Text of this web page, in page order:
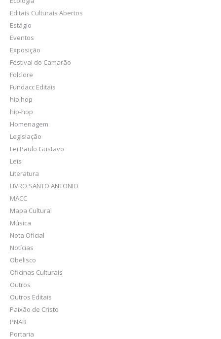
Editais Culturais Abertos
Estágio
Eventos
Exposição
Festival do Camarão
Folclore
Fundacc Editais
hip hop
hip-hop
Homenagem
Legislação
Lei Paulo Gustavo
Leis
Literatura
LIVRO SANTO ANTONIO
MACC
Mapa Cultural
Música
Nota Oficial
Notícias
Obelisco
Oficinas Culturais
Outros
Outros Editais
Paixão de Cristo
PNAB
Portaria